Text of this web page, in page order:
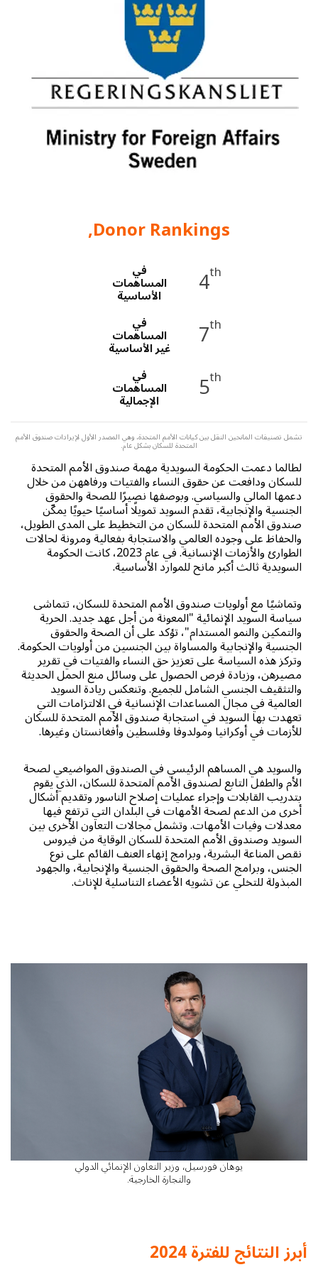
Donor Rankings,
4th في
المساهمات
الأساسية
7th في
المساهمات
غير الأساسية
5th في
المساهمات
الإجمالية
تشمل تصنيفات المانحين النقل بين كيانات الأمم المتحدة، وهي المصدر الأول لإيرادات صندوق الأمم
المتحدة للسكان بشكل عام.
لطالما دعمت الحكومة السويدية مهمة صندوق الأمم المتحدة
للسكان ودافعت عن حقوق النساء والفتيات ورفاههن من خلال
دعمها المالي والسياسي. وبوصفها نصيرًا للصحة والحقوق
الجنسية والإنجابية، تقدم السويد تمويلًا أساسيًا حيويًا يمكّن
صندوق الأمم المتحدة للسكان من التخطيط على المدى الطويل،
والحفاظ على وجوده العالمي والاستجابة بفعالية ومرونة لحالات
الطوارئ والأزمات الإنسانية. في عام 2023، كانت الحكومة
السويدية ثالث أكبر مانح للموارد الأساسية.
وتماشيًا مع أولويات صندوق الأمم المتحدة للسكان، تتماشى
سياسة السويد الإنمائية "المعونة من أجل عهد جديد. الحرية
والتمكين والنمو المستدام"، تؤكد على أن الصحة والحقوق
الجنسية والإنجابية والمساواة بين الجنسين من أولويات الحكومة.
وتركز هذه السياسة على تعزيز حق النساء والفتيات في تقرير
مصيرهن، وزيادة فرص الحصول على وسائل منع الحمل الحديثة
والتثقيف الجنسي الشامل للجميع. وتنعكس ريادة السويد
العالمية في مجال المساعدات الإنسانية في الالتزامات التي
تعهدت بها السويد في استجابة صندوق الأمم المتحدة للسكان
للأزمات في أوكرانيا ومولدوفا وفلسطين وأفغانستان وغيرها.
والسويد هي المساهم الرئيسي في الصندوق المواضيعي لصحة
الأم والطفل التابع لصندوق الأمم المتحدة للسكان، الذي يقوم
بتدريب القابلات وإجراء عمليات إصلاح الناسور وتقديم أشكال
أخرى من الدعم لصحة الأمهات في البلدان التي ترتفع فيها
معدلات وفيات الأمهات. وتشمل مجالات التعاون الأخرى بين
السويد وصندوق الأمم المتحدة للسكان الوقاية من فيروس
نقص المناعة البشرية، وبرامج إنهاء العنف القائم على نوع
الجنس، وبرامج الصحة والحقوق الجنسية والإنجابية، والجهود
المبذولة للتخلي عن تشويه الأعضاء التناسلية للإناث.
يوهان فورسيل، وزير التعاون الإنمائي الدولي
والتجارة الخارجية.
أبرز النتائج للفترة 2024